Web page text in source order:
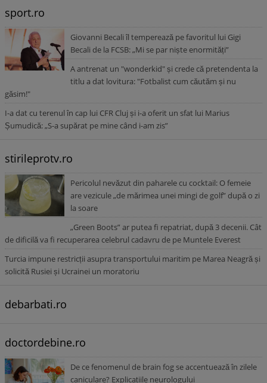
sport.ro
Giovanni Becali îl temperează pe favoritul lui Gigi
Becali de la FCSB: „Mi se par niște enormități”
A antrenat un "wonderkid" și crede că pretendenta la
titlu a dat lovitura: "Fotbalist cum căutăm și nu
găsim!"
I-a dat cu terenul în cap lui CFR Cluj și i-a oferit un sfat lui Marius
Șumudică: „S-a supărat pe mine când i-am zis”
stirileprotv.ro
Pericolul nevăzut din paharele cu cocktail: O femeie
are vezicule „de mărimea unei mingi de golf” după o zi
la soare
„Green Boots” ar putea fi repatriat, după 3 decenii. Cât
de dificilă va fi recuperarea celebrul cadavru de pe Muntele Everest
Turcia impune restricții asupra transportului maritim pe Marea Neagră și
solicită Rusiei și Ucrainei un moratoriu
debarbati.ro
doctordebine.ro
De ce fenomenul de brain fog se accentuează în zilele
caniculare? Explicațiile neurologului